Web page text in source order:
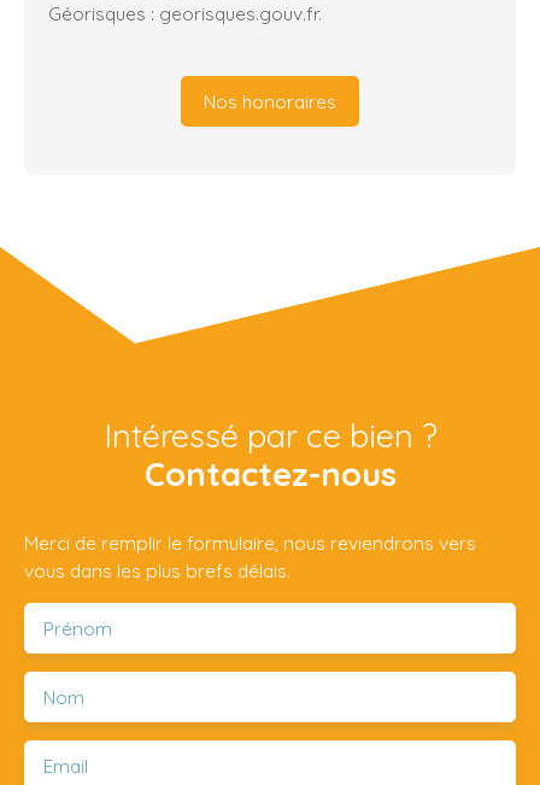
Géorisques : georisques.gouv.fr.
Nos honoraires
Intéressé par ce bien ?
Contactez-nous
Merci de remplir le formulaire, nous reviendrons vers
vous dans les plus brefs délais.
Prénom
Nom
Email